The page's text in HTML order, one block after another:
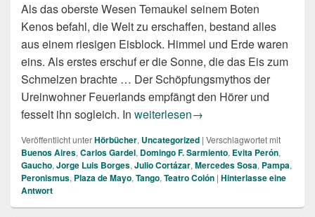
Als das oberste Wesen Temaukel seinem Boten
Kenos befahl, die Welt zu erschaffen, bestand alles
aus einem riesigen Eisblock. Himmel und Erde waren
eins. Als erstes erschuf er die Sonne, die das Eis zum
Schmelzen brachte … Der Schöpfungsmythos der
Ureinwohner Feuerlands empfängt den Hörer und
fesselt ihn sogleich. In Argentinien hören
weiterlesen→
Veröffentlicht unterHörbücher, Uncategorized | Verschlagwortet mit
Buenos Aires, Carlos Gardel, Domingo F. Sarmiento, Evita Perón,
Gaucho, Jorge Luis Borges, Julio Cortázar, Mercedes Sosa, Pampa,
Peronismus, Plaza de Mayo, Tango, Teatro Colón | Hinterlasse eine
Antwort